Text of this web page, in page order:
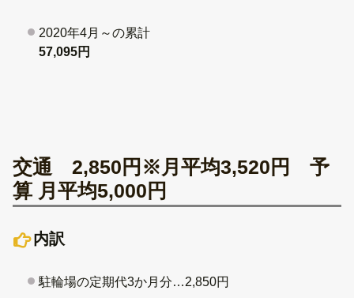
2020年4月～の累計
57,095円
交通 2,850円※月平均3,520円 予
算 月平均5,000円
内訳
駐輪場の定期代3か月分…2,850円